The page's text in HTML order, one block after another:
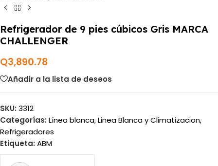
Refrigerador de 9 pies cúbicos Gris MARCA
CHALLENGER
Q3,890.78
Añadir a la lista de deseos
SKU: 3312
Categorías: Línea blanca,Linea Blanca y Climatizacion,
Refrigeradores
Etiqueta: ABM